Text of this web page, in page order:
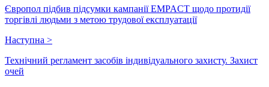
Європол підбив підсумки кампанії EMPACT щодо протидії
торгівлі людьми з метою трудової експлуатації
Наступна >
Технічний регламент засобів індивідуального захисту. Захист
очей